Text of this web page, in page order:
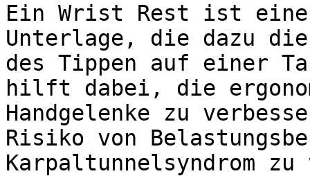
Ein Wrist Rest ist
Unterlage, die dazu
des Tippen auf einer
hilft dabei, die
Handgelenke zu
Risiko von
Karpaltunnelsyndrom